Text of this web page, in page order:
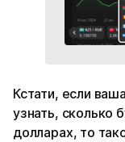
Кстати, если
узнать, сколько
долларах, то